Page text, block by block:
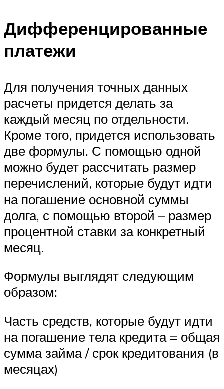
Дифференцированные
платежи
Для получения точных данных
расчеты придется делать за
каждый месяц по отдельности.
Кроме того, придется использовать
две формулы. С помощью одной
можно будет рассчитать размер
перечислений, которые будут идти
на погашение основной суммы
долга, с помощью второй – размер
процентной ставки за конкретный
месяц.
Формулы выглядят следующим
образом:
Часть средств, которые будут идти
на погашение тела кредита = общая
сумма займа / срок кредитования (в
месяцах)